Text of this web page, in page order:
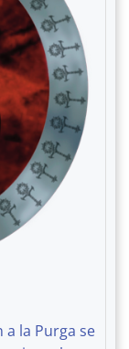
la Purga se